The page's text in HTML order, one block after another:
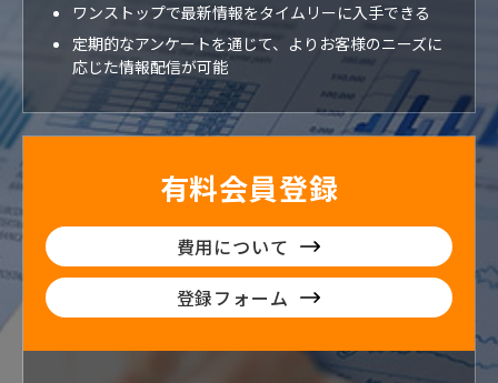
ワンストップで最新情報をタイムリーに入手できる
定期的なアンケートを通じて、よりお客様のニーズに
応じた情報配信が可能
有料会員登録
費用について
登録フォーム